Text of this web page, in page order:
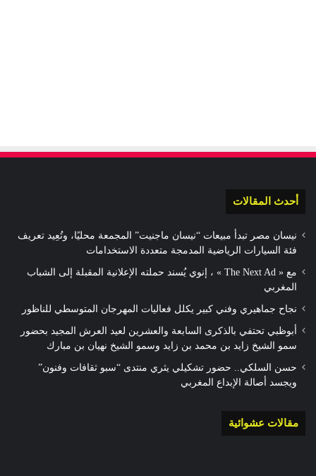
أحدث المقالات
نيسان مصر تبدأ مبيعات “نيسان ماجنيت” المجمعة محليًا، وتُعِيد تعريف
فئة السيارات الرياضية المدمجة متعددة الاستخدامات
مع « The Next Ad » ، إنوي يُسند حملته الإعلانية المقبلة إلى الشباب
المغربي
نجاح جماهيري وفني كبير يكلل فعاليات المهرجان المتوسطي للناظور
أبوظبي تحتفي بالذكرى السابعة والعشرين لعيد العرش المجيد بحضور
سمو الشيخ زايد بن محمد بن زايد وسمو الشيخ نهيان بن مبارك
حسن السلكي.. حضور تشكيلي يثري منتدى “سبو ثقافات وفنون”
ويجسد أصالة الإبداع المغربي
مقالات عشوائية